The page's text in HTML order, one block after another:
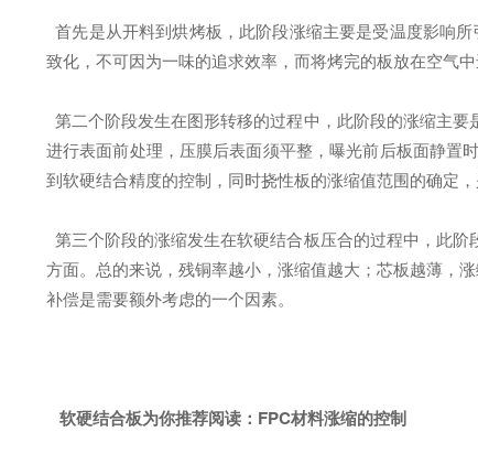
首先是从开料到烘烤板，此阶段涨缩主要是受温度影响
致化，不可因为一味的追求效率，而将烤完的板放在空气
第二个阶段发生在图形转移的过程中，此阶段的涨缩主
进行表面前处理，压膜后表面须平整，曝光前后板面静置
到软硬结合精度的控制，同时挠性板的涨缩值范围的确定，
第三个阶段的涨缩发生在软硬结合板压合的过程中，此
方面。总的来说，残铜率越小，涨缩值越大；芯板越薄，
补偿是需要额外考虑的一个因素。
软硬结合板为你推荐阅读： FPC材料涨缩的控制